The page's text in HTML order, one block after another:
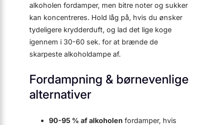
alkoholen fordamper, men bitre noter og sukker
kan koncentreres. Hold låg på, hvis du ønsker
tydeligere krydderduft, og lad det lige koge
igennem i 30-60 sek. for at brænde de
skarpeste alkoholdampe af.
Fordampning & børnevenlige
alternativer
90-95 % af alkoholen fordamper, hvis